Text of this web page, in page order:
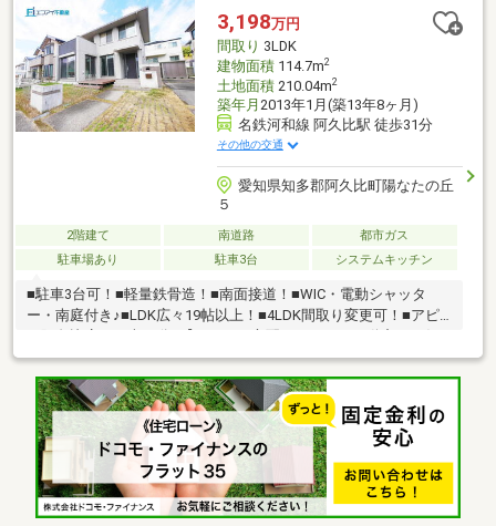
3,198万円
間取り 3LDK
建物面積114.7m2
土地面積210.04m2
築年月 2013年1月(築13年8ヶ月)
名鉄河和線 阿久比駅 徒歩31分
その他の交通
愛知県知多郡阿久比町陽なたの丘
５
2階建て 南道路
都市ガス
駐車場あり
駐車3台 システムキッチン
■駐車3台可！■軽量鉄骨造！■南面接道！■WIC・電動シャッタ
ー・南庭付き♪■LDK広々19帖以上！■4LDK間取り変更可！■アピ
せください！】●お得に購入するにはどうしたらいいの？●住宅ロ
ーン減税や、特別給付金・補助金などはいくらもらえるの？●自
己資金0円、転職したて、などローンにご不安がある方はご相談下
さい！●将来のライフシミュレーションをしてみたい！●近隣にど
んな人が住んでいるか気になる！他にもどんなことでもお気軽に
お問合せ下さい♪